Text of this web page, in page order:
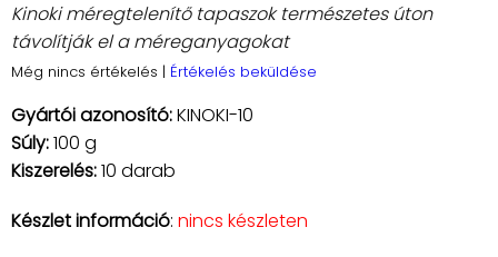
Kinoki méregtelenítő tapaszok természetes úton
távolítják el a méreganyagokat
Még nincs értékelés | Értékelés beküldése
Gyártói azonosító:KINOKI-10
Súly:100 g
Kiszerelés:10 darab
Készlet információ: nincs készleten